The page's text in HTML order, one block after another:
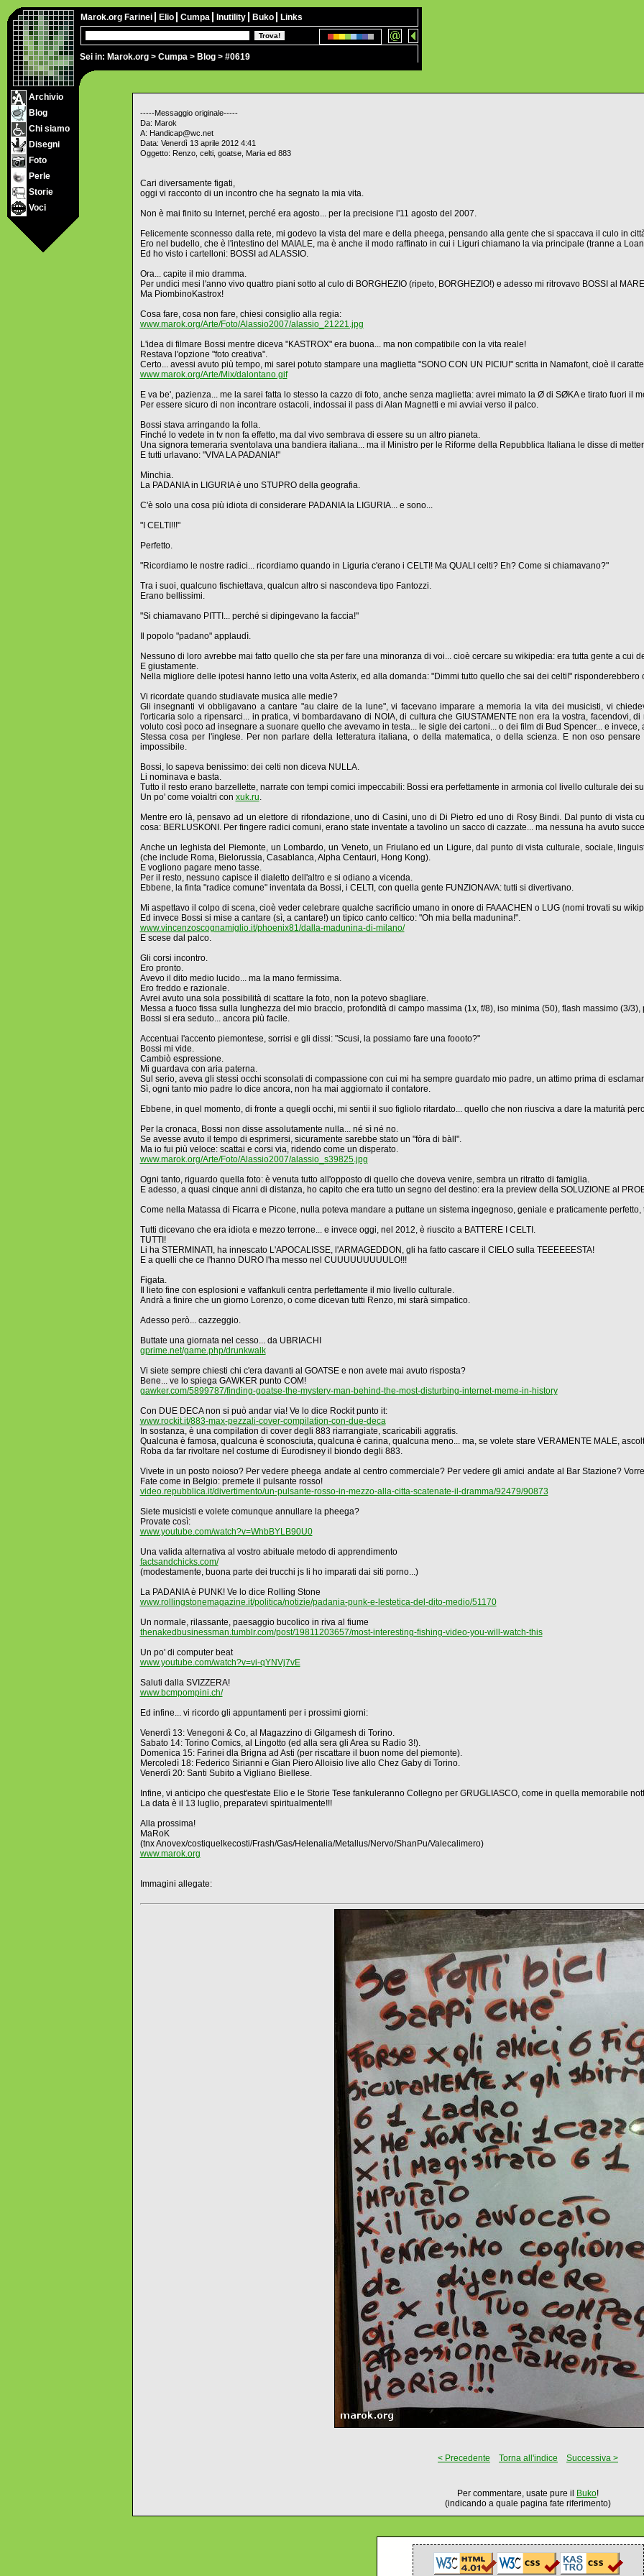
Sei in: Marok.org > Cumpa > Blog > #0619
Marok.org Farinei Elio Cumpa Inutility Buko Links
Archivio
Blog
Chi siamo
Disegni
Foto
Perle
Storie
Voci
-----Messaggio originale-----
Da: Marok
A: Handicap@wc.net
Data: Venerdì 13 aprile 2012 4:41
Oggetto: Renzo, celti, goatse, Maria ed 883
Cari diversamente figati,
oggi vi racconto di un incontro che ha segnato la mia vita.
Non è mai finito su Internet, perché era agosto... per la precisione l'11 agosto del 2007.
Felicemente sconnesso dalla rete, mi godevo la vista del mare e della pheega, pensando alla gente che si spaccava il culo in
Ero nel budello, che è l'intestino del MAIALE, ma è anche il modo raffinato in cui i Liguri chiamano la via principale (tranne a
Ed ho visto i cartelloni: BOSSI ad ALASSIO.
Ora... capite il mio dramma.
Per undici mesi l'anno vivo quattro piani sotto al culo di BORGHEZIO (ripeto, BORGHEZIO!) e adesso mi ritrovavo BOSSI al
Ma PiombinoKastrox!
Cosa fare, cosa non fare, chiesi consiglio alla regia:
www.marok.org/Arte/Foto/Alassio2007/alassio_21221.jpg
L'idea di filmare Bossi mentre diceva "KASTROX" era buona... ma non compatibile con la vita reale!
Restava l'opzione "foto creativa".
Certo... avessi avuto più tempo, mi sarei potuto stampare una maglietta "SONO CON UN PICIU!" scritta in Namafont, cioè il
www.marok.org/Arte/Mix/dalontano.gif
E va be', pazienza... me la sarei fatta lo stesso la cazzo di foto, anche senza maglietta: avrei mimato la Ø di SØKA e tirato fuori il
Per essere sicuro di non incontrare ostacoli, indossai il pass di Alan Magnetti e mi avviai verso il palco.
Bossi stava arringando la folla.
Finché lo vedete in tv non fa effetto, ma dal vivo sembrava di essere su un altro pianeta.
Una signora temeraria sventolava una bandiera italiana... ma il Ministro per le Riforme della Repubblica Italiana le disse di
E tutti urlavano: "VIVA LA PADANIA!"
Minchia.
La PADANIA in LIGURIA è uno STUPRO della geografia.
C'è solo una cosa più idiota di considerare PADANIA la LIGURIA... e sono...
"I CELTI!!!"
Perfetto.
"Ricordiamo le nostre radici... ricordiamo quando in Liguria c'erano i CELTI! Ma QUALI celti? Eh? Come si chiamavano?"
Tra i suoi, qualcuno fischiettava, qualcun altro si nascondeva tipo Fantozzi.
Erano bellissimi.
"Si chiamavano PITTI... perché si dipingevano la faccia!"
Il popolo "padano" applaudì.
Nessuno di loro avrebbe mai fatto quello che sta per fare una minoranza di voi... cioè cercare su wikipedia: era tutta gente a cui
E giustamente.
Nella migliore delle ipotesi hanno letto una volta Asterix, ed alla domanda: "Dimmi tutto quello che sai dei celti!" risponderebbero
Vi ricordate quando studiavate musica alle medie?
Gli insegnanti vi obbligavano a cantare "au claire de la lune", vi facevano imparare a memoria la vita dei musicisti, vi
l'orticaria solo a ripensarci... in pratica, vi bombardavano di NOIA, di cultura che GIUSTAMENTE non era la vostra, facendovi,
voluto così poco ad insegnare a suonare quello che avevamo in testa... le sigle dei cartoni... o dei film di Bud Spencer... e invece,
Stessa cosa per l'inglese. Per non parlare della letteratura italiana, o della matematica, o della scienza. E non oso
impossibile.
Bossi, lo sapeva benissimo: dei celti non diceva NULLA.
Li nominava e basta.
Tutto il resto erano barzellette, narrate con tempi comici impeccabili: Bossi era perfettamente in armonia col livello culturale dei
Un po' come voialtri con xuk.ru.
Mentre ero là, pensavo ad un elettore di rifondazione, uno di Casini, uno di Di Pietro ed uno di Rosy Bindi. Dal punto di vista
cosa: BERLUSKONI. Per fingere radici comuni, erano state inventate a tavolino un sacco di cazzate... ma nessuna ha avuto
Anche un leghista del Piemonte, un Lombardo, un Veneto, un Friulano ed un Ligure, dal punto di vista culturale, sociale,
(che include Roma, Bielorussia, Casablanca, Alpha Centauri, Hong Kong).
E vogliono pagare meno tasse.
Per il resto, nessuno capisce il dialetto dell'altro e si odiano a vicenda.
Ebbene, la finta "radice comune" inventata da Bossi, i CELTI, con quella gente FUNZIONAVA: tutti si divertivano.
Mi aspettavo il colpo di scena, cioè veder celebrare qualche sacrificio umano in onore di FAAACHEN o LUG (nomi trovati su
Ed invece Bossi si mise a cantare (sì, a cantare!) un tipico canto celtico: "Oh mia bella madunina!".
www.vincenzoscognamiglio.it/phoenix81/dalla-madunina-di-milano/
E scese dal palco.
Gli corsi incontro.
Ero pronto.
Avevo il dito medio lucido... ma la mano fermissima.
Ero freddo e razionale.
Avrei avuto una sola possibilità di scattare la foto, non la potevo sbagliare.
Messa a fuoco fissa sulla lunghezza del mio braccio, profondità di campo massima (1x, f/8), iso minima (50), flash massimo (3/
Bossi si era seduto... ancora più facile.
Accentuai l'accento piemontese, sorrisi e gli dissi: "Scusi, la possiamo fare una foooto?"
Bossi mi vide.
Cambiò espressione.
Mi guardava con aria paterna.
Sul serio, aveva gli stessi occhi sconsolati di compassione con cui mi ha sempre guardato mio padre, un attimo prima di
Sì, ogni tanto mio padre lo dice ancora, non ha mai aggiornato il contatore.
Ebbene, in quel momento, di fronte a quegli occhi, mi sentii il suo figliolo ritardato... quello che non riusciva a dare la maturità
Per la cronaca, Bossi non disse assolutamente nulla... né sì né no.
Se avesse avuto il tempo di esprimersi, sicuramente sarebbe stato un "fòra di bàll".
Ma io fui più veloce: scattai e corsi via, ridendo come un disperato.
www.marok.org/Arte/Foto/Alassio2007/alassio_s39825.jpg
Ogni tanto, riguardo quella foto: è venuta tutto all'opposto di quello che doveva venire, sembra un ritratto di famiglia.
E adesso, a quasi cinque anni di distanza, ho capito che era tutto un segno del destino: era la preview della SOLUZIONE al
Come nella Matassa di Ficarra e Picone, nulla poteva mandare a puttane un sistema ingegnoso, geniale e praticamente
Tutti dicevano che era idiota e mezzo terrone... e invece oggi, nel 2012, è riuscito a BATTERE I CELTI.
TUTTI!
Li ha STERMINATI, ha innescato L'APOCALISSE, l'ARMAGEDDON, gli ha fatto cascare il CIELO sulla TEEEEEESTA!
E a quelli che ce l'hanno DURO l'ha messo nel CUUUUUUUUULO!!!
Figata.
Il lieto fine con esplosioni e vaffankuli centra perfettamente il mio livello culturale.
Andrà a finire che un giorno Lorenzo, o come dicevan tutti Renzo, mi starà simpatico.
Adesso però... cazzeggio.
Buttate una giornata nel cesso... da UBRIACHI
gprime.net/game.php/drunkwalk
Vi siete sempre chiesti chi c'era davanti al GOATSE e non avete mai avuto risposta?
Bene... ve lo spiega GAWKER punto COM!
gawker.com/5899787/finding-goatse-the-mystery-man-behind-the-most-disturbing-internet-meme-in-history
Con DUE DECA non si può andar via! Ve lo dice Rockit punto it:
www.rockit.it/883-max-pezzali-cover-compilation-con-due-deca
In sostanza, è una compilation di cover degli 883 riarrangiate, scaricabili aggratis.
Qualcuna è famosa, qualcuna è sconosciuta, qualcuna è carina, qualcuna meno... ma, se volete stare VERAMENTE MALE,
Roba da far rivoltare nel costume di Eurodisney il biondo degli 883.
Vivete in un posto noioso? Per vedere pheega andate al centro commerciale? Per vedere gli amici andate al Bar Stazione?
Fate come in Belgio: premete il pulsante rosso!
video.repubblica.it/divertimento/un-pulsante-rosso-in-mezzo-alla-citta-scatenate-il-dramma/92479/90873
Siete musicisti e volete comunque annullare la pheega?
Provate così:
www.youtube.com/watch?v=WhbBYLB90U0
Una valida alternativa al vostro abituale metodo di apprendimento
factsandchicks.com/
(modestamente, buona parte dei trucchi js li ho imparati dai siti porno...)
La PADANIA è PUNK! Ve lo dice Rolling Stone
www.rollingstonemagazine.it/politica/notizie/padania-punk-e-lestetica-del-dito-medio/51170
Un normale, rilassante, paesaggio bucolico in riva al fiume
thenakedbusinessman.tumblr.com/post/19811203657/most-interesting-fishing-video-you-will-watch-this
Un po' di computer beat
www.youtube.com/watch?v=vi-qYNVj7vE
Saluti dalla SVIZZERA!
www.bcmpompini.ch/
Ed infine... vi ricordo gli appuntamenti per i prossimi giorni:
Venerdì 13: Venegoni & Co, al Magazzino di Gilgamesh di Torino.
Sabato 14: Torino Comics, al Lingotto (ed alla sera gli Area su Radio 3!).
Domenica 15: Farinei dla Brigna ad Asti (per riscattare il buon nome del piemonte).
Mercoledì 18: Federico Sirianni e Gian Piero Alloisio live allo Chez Gaby di Torino.
Venerdì 20: Santi Subito a Vigliano Biellese.
Infine, vi anticipo che quest'estate Elio e le Storie Tese fankuleranno Collegno per GRUGLIASCO, come in quella memorabile
La data è il 13 luglio, preparatevi spiritualmente!!!
Alla prossima!
MaRoK
(tnx Anovex/costiquelkecosti/Frash/Gas/Helenalia/Metallus/Nervo/ShanPu/Valecalimero)
www.marok.org
Immagini allegate:
< Precedente Torna all'indice Successiva >
Per commentare, usate pure il Buko!
(indicando a quale pagina fate riferimento)